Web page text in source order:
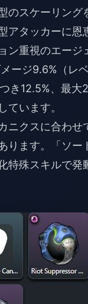
のスケーリン
アタッカーに恩
重視のエージ
ージ9.6%（レ
き12.5%、最
います。
ニクスに合わせ
ります。「ソー
特殊スキルで発